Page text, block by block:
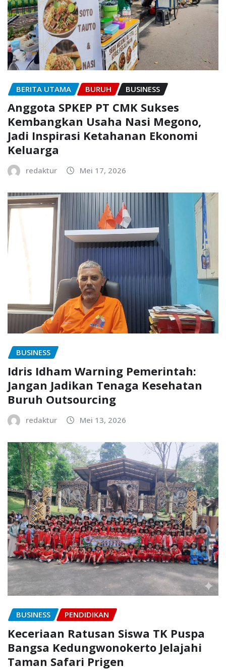
BERITA UTAMA BURUH BUSINESS
Anggota SPKEP PT CMK Sukses
Kembangkan Usaha Nasi Megono,
Jadi Inspirasi Ketahanan Ekonomi
Keluarga
redaktur Mei 17, 2026
BUSINESS
Idris Idham Warning Pemerintah:
Jangan Jadikan Tenaga Kesehatan
Buruh Outsourcing
redaktur Mei 13, 2026
BUSINESS PENDIDIKAN
Keceriaan Ratusan Siswa TK Puspa
Bangsa Kedungwonokerto Jelajahi
Taman Safari Prigen